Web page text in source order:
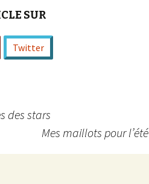
SUR
Twitter
des stars
Mes maillots pour